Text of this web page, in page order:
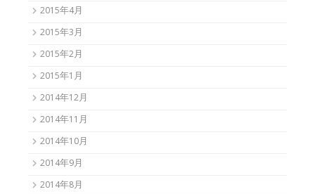
2015年4月
2015年3月
2015年2月
2015年1月
2014年12月
2014年11月
2014年10月
2014年9月
2014年8月